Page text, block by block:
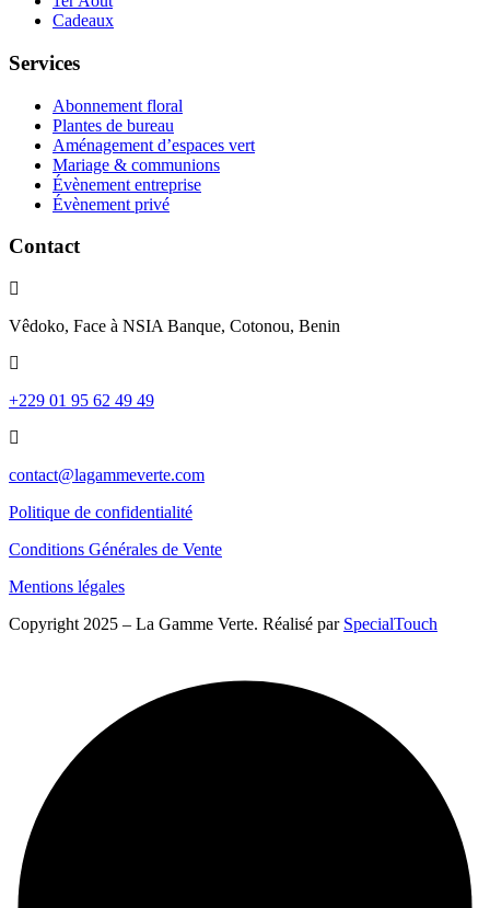
Cadeaux
Services
Abonnement floral
Plantes de bureau
Aménagement d’espaces vert
Mariage & communions
Évènement entreprise
Évènement privé
Contact
Vêdoko, Face à NSIA Banque, Cotonou, Benin
+229 01 95 62 49 49
contact@lagammeverte.com
Politique de confidentialité
Conditions Générales de Vente
Mentions légales
Copyright 2025 – La Gamme Verte. Réalisé par SpecialTouch